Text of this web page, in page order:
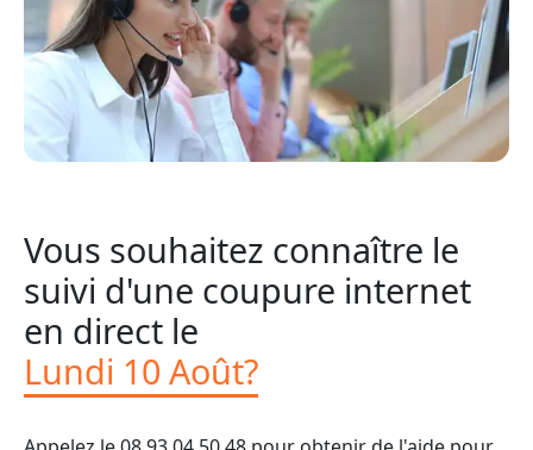
Vous souhaitez connaître le
suivi d'une coupure internet
en direct le
Lundi 10 Août?